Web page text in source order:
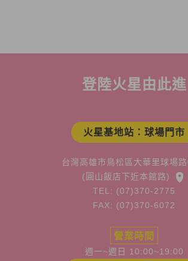
登陸火星由此進
火星基地站：球場門市
台灣高雄市鳥松區大華里球場
(圓山飯店下近本館路)
TEL: (07)370-2775
FAX: (07)370-6072
營業時間
週一~週日 10:00~19:00